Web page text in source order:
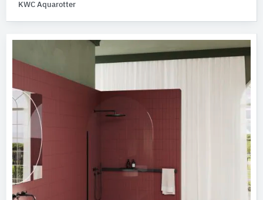
KWC Aquarotter